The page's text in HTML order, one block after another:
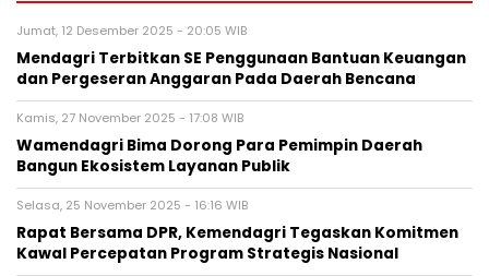
Jumat, 12 Desember 2025 - 20:05 WIB
Mendagri Terbitkan SE Penggunaan Bantuan Keuangan
dan Pergeseran Anggaran Pada Daerah Bencana
Kamis, 27 November 2025 - 17:08 WIB
Wamendagri Bima Dorong Para Pemimpin Daerah
Bangun Ekosistem Layanan Publik
Selasa, 25 November 2025 - 16:16 WIB
Rapat Bersama DPR, Kemendagri Tegaskan Komitmen
Kawal Percepatan Program Strategis Nasional